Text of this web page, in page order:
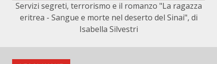
Servizi segreti, terrorismo e il romanzo "La ragazza
eritrea - Sangue e morte nel deserto del Sinai", di
Isabella Silvestri